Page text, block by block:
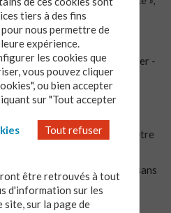
: actuellement vos mails
» sont perdus! Il faut utiliser
a-wanadoo.fr, remplacer -
téléphone (04 67 06 45 80)
rester trop isolé.e…
»
Questions-!Decouvertes!-
temps « normal », pourrait être
se soutenir à distance…
y circuler en toute liberté, sans
tiers à des fins
nous permettre de
expérience.
les cookies que
vous pouvez cliquer
ou bien accepter
sur "Tout accepter
Tout refuser
être retrouvés à tout
d'information sur les
sur la page de